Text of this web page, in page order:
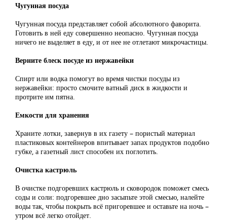
Чугунная посуда
Чугунная посуда представляет собой абсолютного фаворита.
Готовить в ней еду совершенно неопасно. Чугунная посуда
ничего не выделяет в еду, и от нее не отлетают микрочастицы.
Верните блеск посуде из нержавейки
Спирт или водка помогут во время чистки посуды из
нержавейки: просто смочите ватный диск в жидкости и
протрите им пятна.
Емкости для хранения
Храните лотки, завернув в их газету – пористый материал
пластиковых контейнеров впитывает запах продуктов подобно
губке, а газетный лист способен их поглотить.
Очистка кастрюль
В очистке подгоревших кастрюль и сковородок поможет смесь
соды и соли: подгоревшее дно засыпьте этой смесью, налейте
воды так, чтобы покрыть всё пригоревшее и оставьте на ночь –
утром всё легко отойдет.